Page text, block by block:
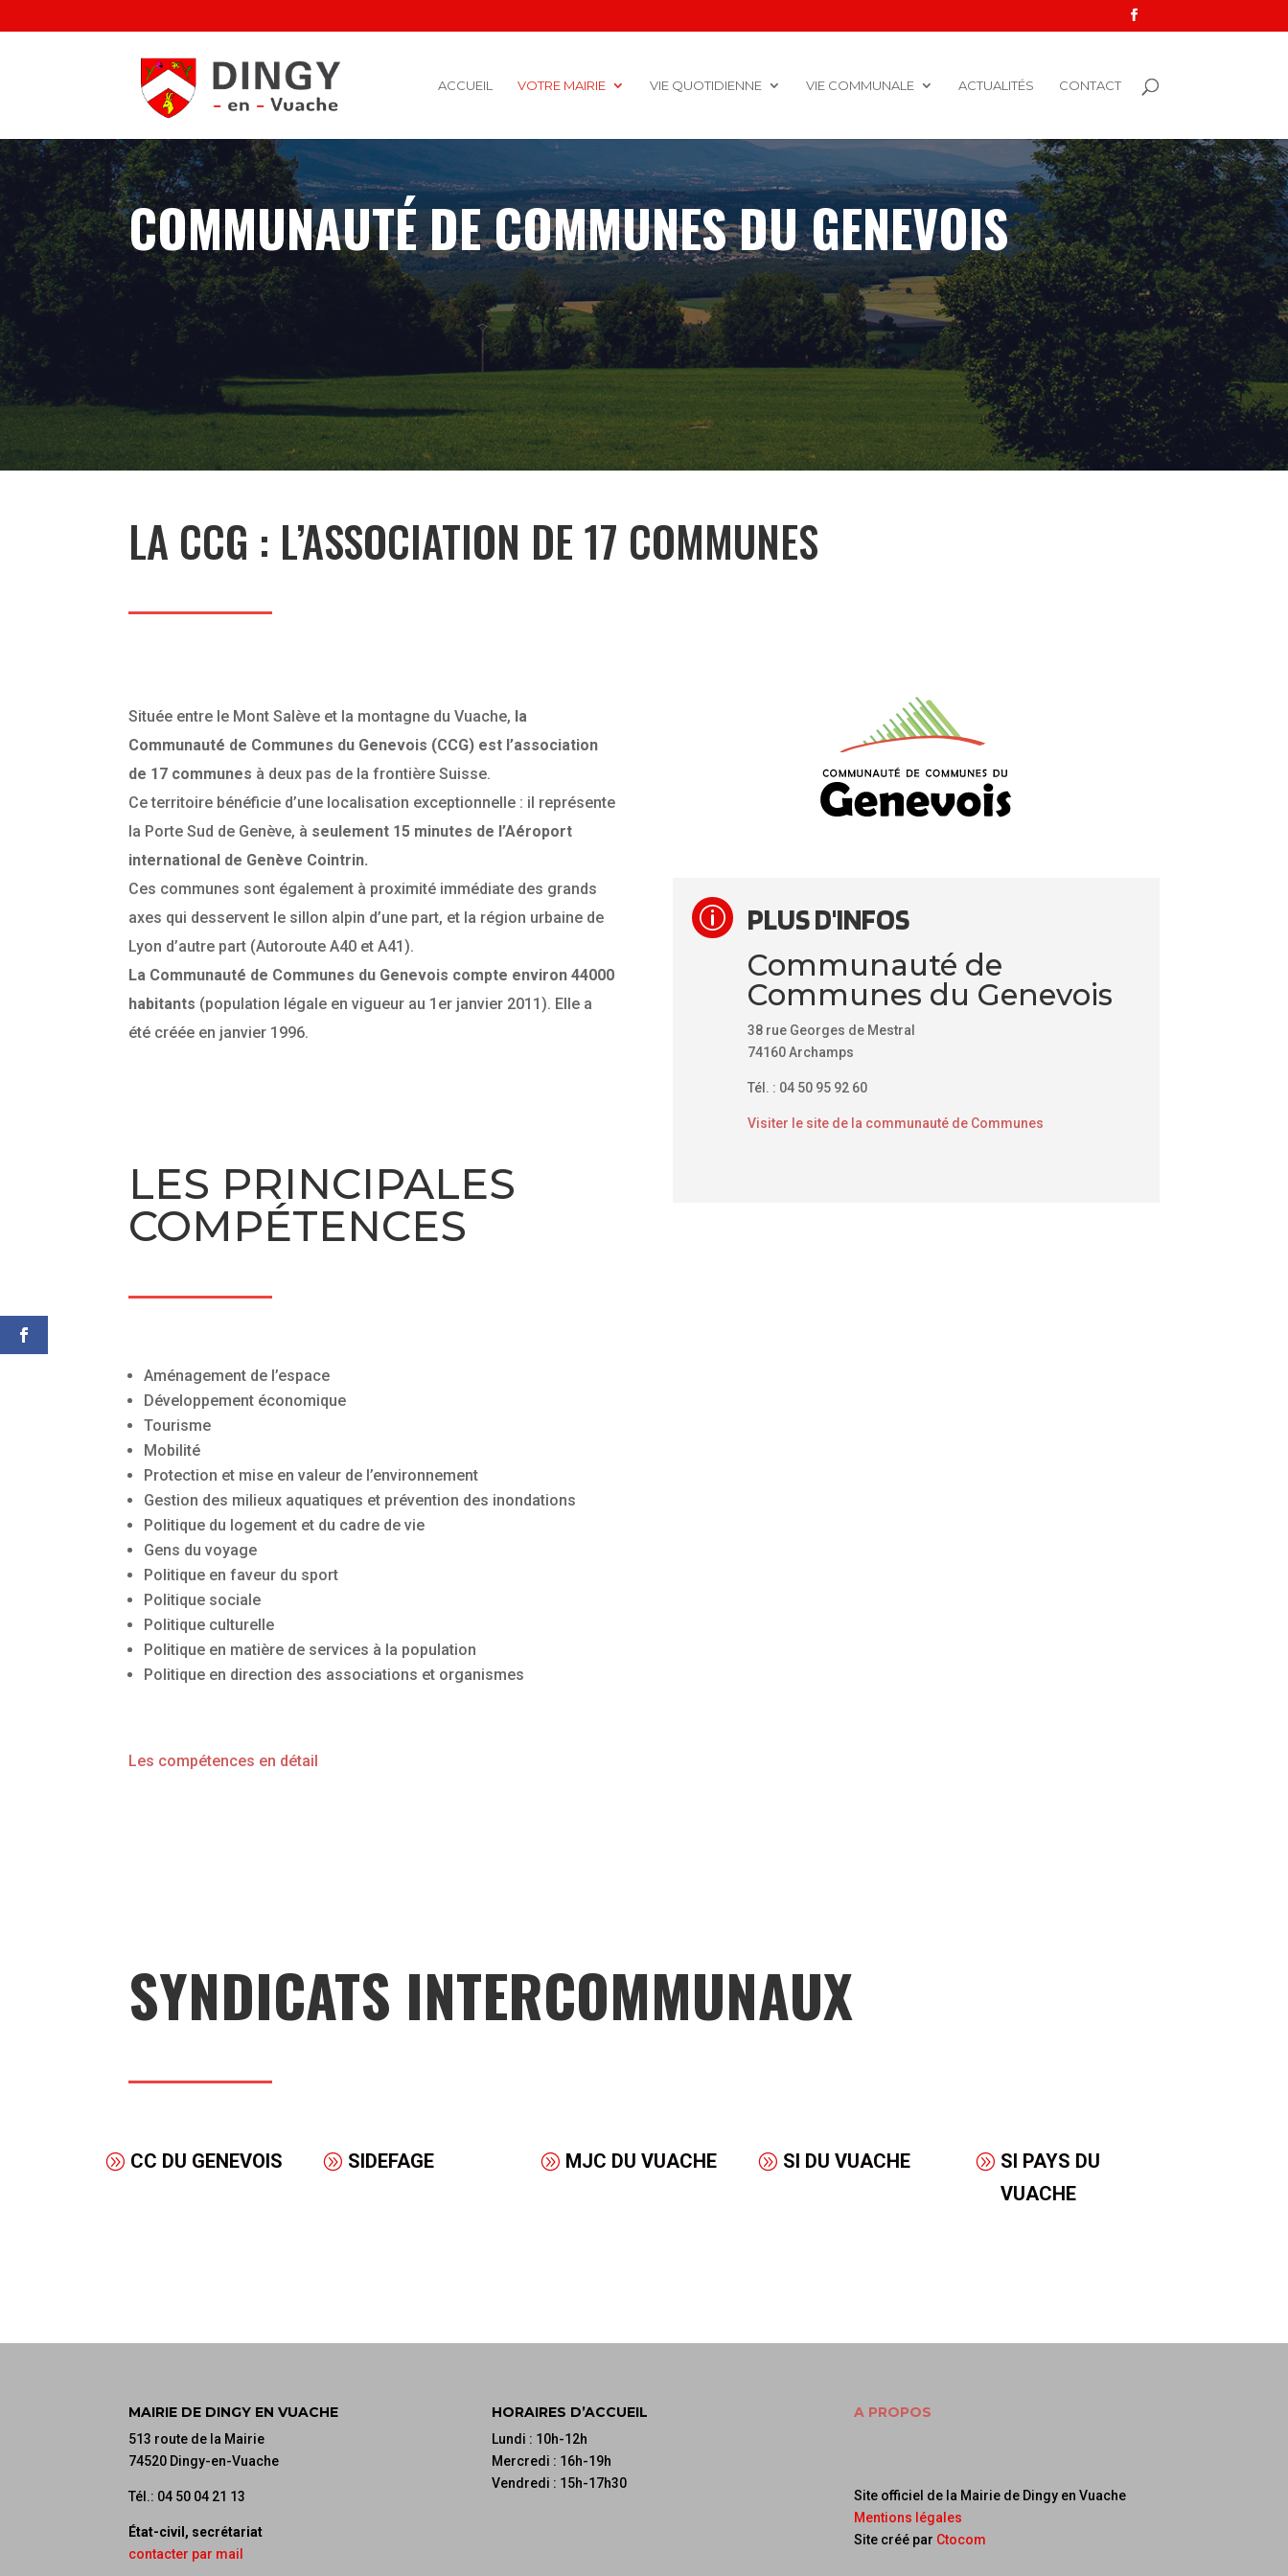
ACCUEIL VOTRE MAIRIE VIE QUOTIDIENNE VIE COMMUNALE ACTUALITÉS CONTACT
COMMUNAUTÉ DE COMMUNES DU GENEVOIS
LA CCG : L’ASSOCIATION DE 17 COMMUNES
Située entre le Mont Salève et la montagne du Vuache, la
Communauté de Communes du Genevois (CCG) est l’association
de 17 communes à deux pas de la frontière Suisse.
Ce territoire bénéficie d’une localisation exceptionnelle : il représente
la Porte Sud de Genève, à seulement 15 minutes de l’Aéroport
international de Genève Cointrin.
Ces communes sont également à proximité immédiate des grands
axes qui desservent le sillon alpin d’une part, et la région urbaine de
Lyon d’autre part (Autoroute A40 et A41).
La Communauté de Communes du Genevois compte environ 44000
habitants (population légale en vigueur au 1er janvier 2011). Elle a
été créée en janvier 1996.
LES PRINCIPALES
COMPÉTENCES
Aménagement de l’espace
Développement économique
Tourisme
Mobilité
Protection et mise en valeur de l’environnement
Gestion des milieux aquatiques et prévention des inondations
Politique du logement et du cadre de vie
Gens du voyage
Politique en faveur du sport
Politique sociale
Politique culturelle
Politique en matière de services à la population
Politique en direction des associations et organismes
Les compétences en détail
p PLUS D'INFOS
Communauté de
Communes du Genevois
38 rue Georges de Mestral
74160 Archamps
Tél. : 04 50 95 92 60
Visiter le site de la communauté de Communes
SYNDICATS INTERCOMMUNAUX
CC DU GENEVOIS SIDEFAGE MJC DU VUACHE SI DU VUACHE
SI PAYS DU
VUACHE
MAIRIE DE DINGY EN VUACHE
513 route de la Mairie
74520 Dingy-en-Vuache
Tél.: 04 50 04 21 13
État-civil, secrétariat
contacter par mail
HORAIRES D’ACCUEIL
Lundi : 10h-12h
Mercredi : 16h-19h
Vendredi : 15h-17h30
A PROPOS
Site officiel de la Mairie de Dingy en Vuache
Mentions légales
Site créé par Ctocom